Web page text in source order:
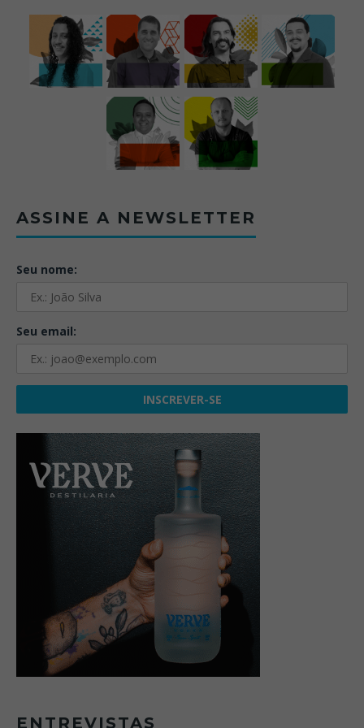
ASSINE A NEWSLETTER
Seu nome:
Seu email:
ENTREVISTAS